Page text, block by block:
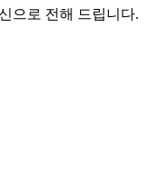
으로 전해 드립니다.